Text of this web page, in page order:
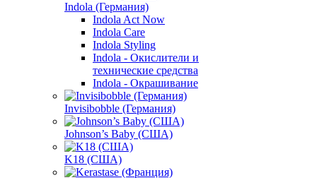
Indola (Германия)
Indola Act Now
Indola Care
Indola Styling
Indola - Окислители и
технические средства
Indola - Окрашивание
Invisibobble (Германия)
Johnson’s Baby (США)
K18 (США)